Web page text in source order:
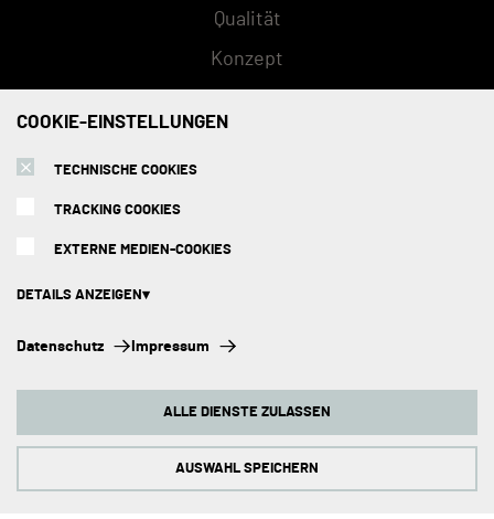
COOKIE-EINSTELLUNGEN
TECHNISCHE COOKIES
TRACKING COOKIES
EXTERNE MEDIEN-COOKIES
DETAILS ANZEIGEN
Technische Cookies:
Um unsere Website kontinuierlich zu verbessern, analysieren wir die
Verhaltensweisen der Besucher. Dazu nutzen wir Tracking Cookies für
Datenschutz Impressum
AUSWAHL SPEICHERN
ALLE DIENSTE ZULASSEN
Qualität
Konzept
Beratungstermin
Abholorte
Impressum